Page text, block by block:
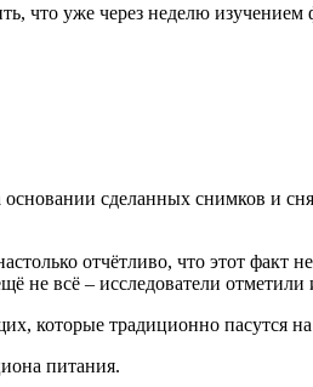
что уже через неделю
сделанных снимков и
отчётливо, что этот
не всё – исследователи
которые традиционно пасутся
питания.